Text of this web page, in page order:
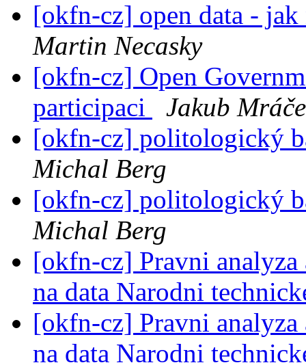
[okfn-cz] open data -
Martin Necasky
[okfn-cz] Open
participaci
Jakub
[okfn-cz] politologický
Michal Berg
[okfn-cz] politologický
Michal Berg
[okfn-cz] Pravni
na data Narodni
[okfn-cz] Pravni
na data Narodni